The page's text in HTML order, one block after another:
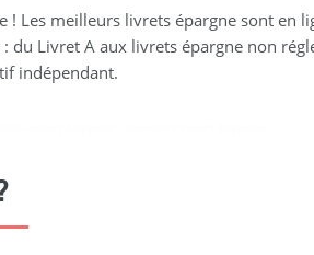
Les meilleurs livrets épargne sont en
du Livret A aux livrets épargne non
indépendant.